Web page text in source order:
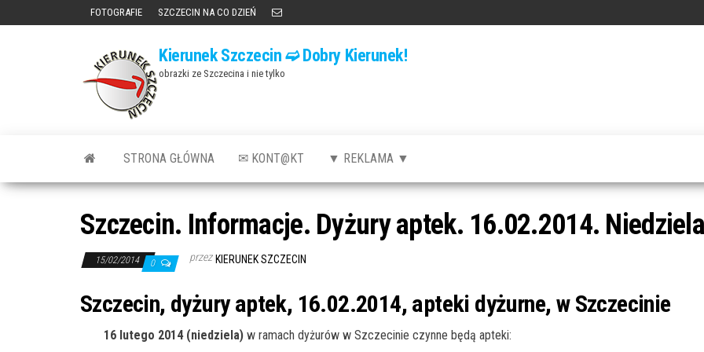
FOTOGRAFIE SZCZECIN NA CO DZIEŃ
Kierunek Szczecin ➫ Dobry Kierunek!
obrazki ze Szczecina i nie tylko
STRONA GŁÓWNA ✉ KONT@KT ▼ REKLAMA ▼
Szczecin. Informacje. Dyżury aptek. 16.02.2014. Niedziela
15/02/2014 0 przez KIERUNEK SZCZECIN
Szczecin, dyżury aptek, 16.02.2014, apteki dyżurne, w Szczecinie
16 lutego 2014 (niedziela) w ramach dyżurów w Szczecinie czynne będą apteki: